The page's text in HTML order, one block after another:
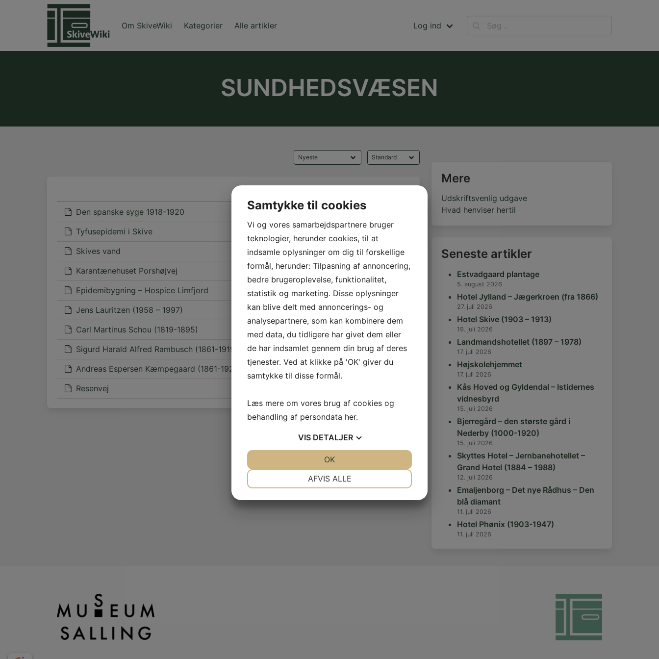
Om SkiveWiki Kategorier Alle artikler Log ind
SUNDHEDSVÆSEN
Den spanske syge 1918-1920
Tyfusepidemi i Skive
Skives vand
Karantænehuset Porshøjvej 0
Epidemibygning – Hospice Limfjord
Jens Lauritzen (1958 – 1997)
Carl Martinus Schou (1819-1895)
Sigurd Harald Alfred Rambusch (1861-1919) 0
Andreas Espersen Kæmpegaard (1861-1922)
Resenvej
Mere
Udskriftsvenlig udgave
Hvad henviser hertil
Seneste artikler
Estvadgaard plantage
5. august 2026
Hotel Jylland – Jægerkroen (fra 1866)
27. juli 2026
Hotel Skive (1903 – 1913)
19. juli 2026
Landmandshotellet (1897 – 1978)
17. juli 2026
Højskolehjemmet
17. juli 2026
Kås Hoved og Gyldendal – Istidernes
vidnesbyrd
15. juli 2026
Bjerregård – den største gård i
Nederby (1000-1920)
15. juli 2026
Skyttes Hotel – Jernbanehotellet –
Grand Hotel (1884 – 1988)
12. juli 2026
Emaljenborg – Det nye Rådhus – Den
blå diamant
11. juli 2026
Hotel Phønix (1903-1947)
11. juli 2026
Samtykke til cookies
Vi og vores samarbejdspartnere bruger
teknologier, herunder cookies, til at
indsamle oplysninger om dig til forskellige
formål, herunder: Tilpasning af annoncering,
bedre brugeroplevelse, funktionalitet,
statistik og marketing. Disse oplysninger
kan blive delt med annoncerings- og
analysepartnere, som kan kombinere dem
med data, du tidligere har givet dem eller
de har indsamlet gennem din brug af deres
tjenester. Ved at klikke på 'OK' giver du
samtykke til disse formål.
Læs mere om vores brug af cookies og
behandling af persondata her.
VIS DETALJER
AFVIS ALLE
OK